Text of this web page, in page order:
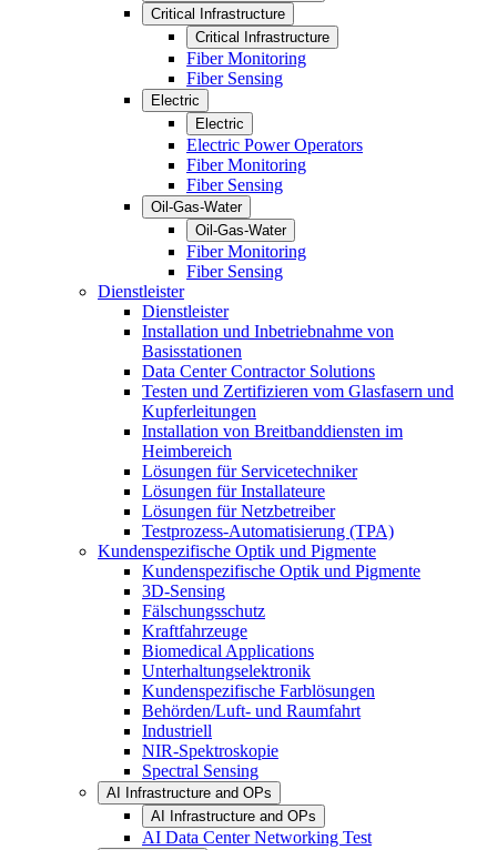
Critical Infrastructure
Critical Infrastructure
Fiber Monitoring
Fiber Sensing
Electric
Electric
Electric Power Operators
Fiber Monitoring
Fiber Sensing
Oil-Gas-Water
Oil-Gas-Water
Fiber Monitoring
Fiber Sensing
Dienstleister
Dienstleister
Installation und Inbetriebnahme von
Basisstationen
Data Center Contractor Solutions
Testen und Zertifizieren vom Glasfasern und
Kupferleitungen
Installation von Breitbanddiensten im
Heimbereich
Lösungen für Servicetechniker
Lösungen für Installateure
Lösungen für Netzbetreiber
Testprozess-Automatisierung (TPA)
Kundenspezifische Optik und Pigmente
Kundenspezifische Optik und Pigmente
3D-Sensing
Fälschungsschutz
Kraftfahrzeuge
Biomedical Applications
Unterhaltungselektronik
Kundenspezifische Farblösungen
Behörden/Luft- und Raumfahrt
Industriell
NIR-Spektroskopie
Spectral Sensing
AI Infrastructure and OPs
AI Infrastructure and OPs
AI Data Center Networking Test